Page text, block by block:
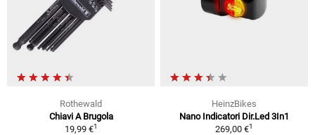
Rothewald
Chiavi A Brugola
19,99 €1
HeinzBikes
Nano Indicatori Dir.Led 3In1
269,00 €1